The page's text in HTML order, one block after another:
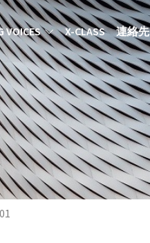
VOICES X-CLASS 連絡先